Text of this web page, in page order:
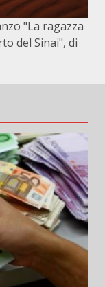
"La ragazza
del Sinai", di